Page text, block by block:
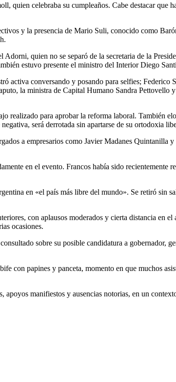
quien celebraba su cumpleaños. Cabe destacar
y la presencia de Mario Suli, conocido como
quien no se separó de la secretaria de la
estuvo presente el ministro del Interior Diego
activa conversando y posando para selfies;
la ministra de Capital Humano Sandra
para aprobar la reforma laboral. También
será derrotada sin apartarse de su ortodoxia
a empresarios como Javier Madanes Quintanilla
en el evento. Francos había sido recientemente
en «el país más libre del mundo». Se retiró sin
con aplausos moderados y cierta distancia en
ocasiones.
sobre su posible candidatura a gobernador,
con papines y panceta, momento en que muchos
manifiestos y ausencias notorias, en un